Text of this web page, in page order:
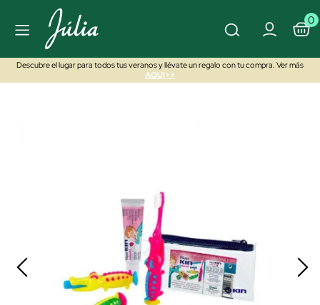
0
Descubre el lugar para todos tus veranos y llévate un regalo con tu compra. Ver más
AQUÍ>>